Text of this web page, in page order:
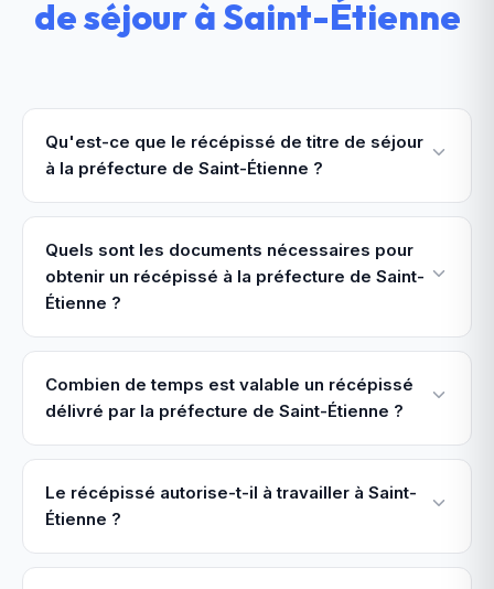
de séjouràSaint-Étienne
Qu'est-ce que le récépissé de titre de séjour
à la préfecture de Saint-Étienne ?
Quels sont les documents nécessaires pour
obtenir un récépissé à la préfecture de Saint-
Étienne ?
Combien de temps est valable un récépissé
délivré par la préfecture de Saint-Étienne ?
Le récépissé autorise-t-il à travailler à Saint-
Étienne ?